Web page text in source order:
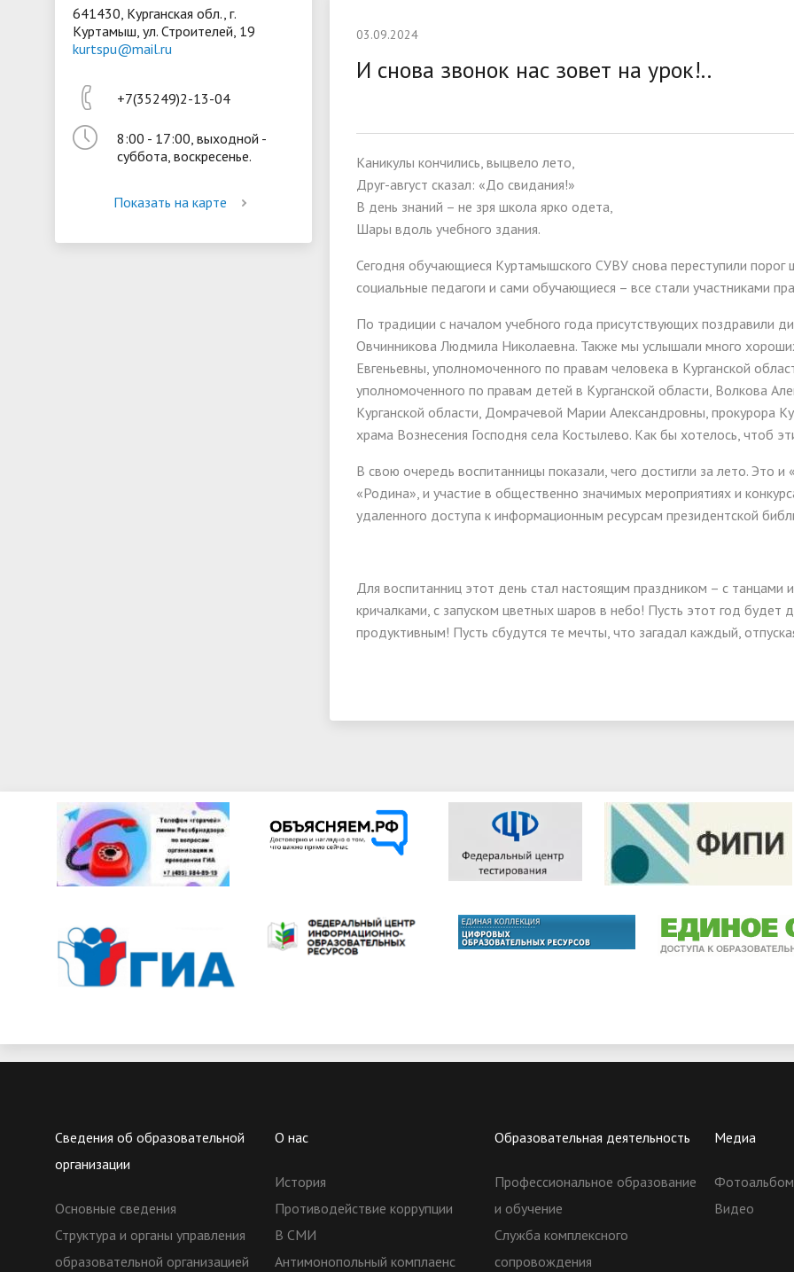
Материально-техническое
обеспечение и оснащённость
образовательного процесса
Стипендии и меры поддержки
Платные образовательные
Президентская библиотека
Воспитательная работа
641430, Курганская обл., г.
Куртамыш, ул. Строителей, 19
kurtspu@mail.ru
+7(35249)2-13-04
8:00 - 17:00, выходной -
суббота, воскресенье.
Показать на карте
03.09.2024
И снова звонок нас зовет на урок!..
Каникулы кончились, выцвело лето,
Друг-август сказал: «До свидания!»
В день знаний – не зря школа ярко одета,
Шары вдоль учебного здания.
Сегодня обучающиеся Куртамышского СУВУ снова переступили порог
социальные педагоги и сами обучающиеся – все стали участниками
По традиции с началом учебного года присутствующих поздравили
Овчинникова Людмила Николаевна. Также мы услышали много
Евгеньевны, уполномоченного по правам человека в Курганской
уполномоченного по правам детей в Курганской области, Волкова
Курганской области, Домрачевой Марии Александровны, прокурора
храма Вознесения Господня села Костылево. Как бы хотелось, чтоб
В свою очередь воспитанницы показали, чего достигли за лето. Это
«Родина», и участие в общественно значимых мероприятиях и
удаленного доступа к информационным ресурсам президентской
Для воспитанниц этот день стал настоящим праздником – с танцами
кричалками, с запуском цветных шаров в небо! Пусть этот год
продуктивным! Пусть сбудутся те мечты, что загадал каждый,
Сведения об образовательной
организации
Основные сведения
Структура и органы управления
образовательной организацией
О нас
История
Противодействие коррупции
В СМИ
Антимонопольный комплаенс
Образовательная деятельность
Профессиональное образование
и обучение
Служба комплексного
сопровождения
Медиа
Видео